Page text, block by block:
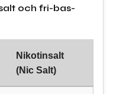
och fri-bas-
Nikotinsalt
(Nic Salt)